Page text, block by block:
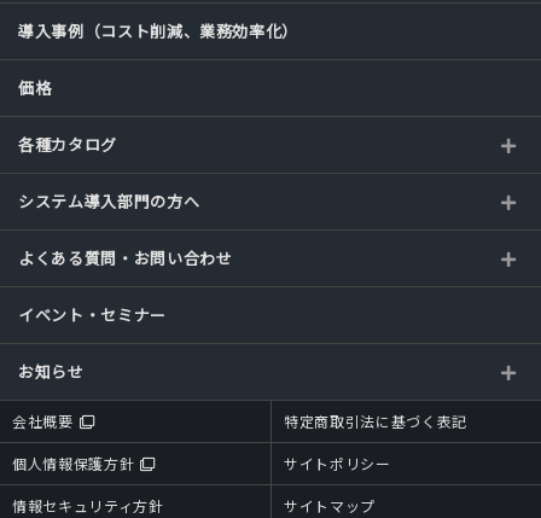
導入事例（コスト削減、業務効率化）
価格
各種カタログ
システム導入部門の方へ
よくある質問・お問い合わせ
イベント・セミナー
お知らせ
会社概要 特定商取引法に基づく表記
個人情報保護方針 サイトポリシー
情報セキュリティ方針
サイトマップ